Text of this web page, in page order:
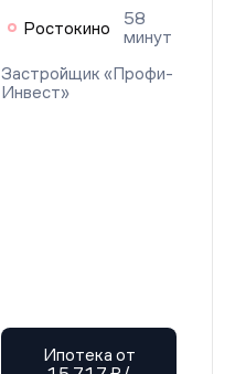
Ростокино
58
минут
Застройщик «Профи-
Инвест»
Ипотека от